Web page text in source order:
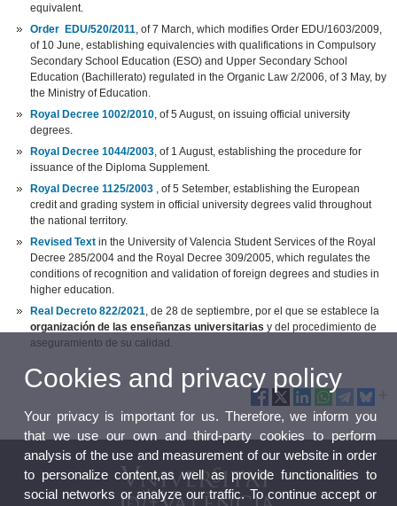
equivalent.
Order EDU/520/2011, of 7 March, which modifies Order EDU/1603/2009,
of 10 June, establishing equivalencies with qualifications in Compulsory
Secondary School Education (ESO) and Upper Secondary School
Education (Bachillerato) regulated in the Organic Law 2/2006, of 3 May, by
the Ministry of Education.
Royal Decree 1002/2010, of 5 August, on issuing official university
degrees.
Royal Decree 1044/2003, of 1 August, establishing the procedure for
issuance of the Diploma Supplement.
Royal Decree 1125/2003 , of 5 Setember, establishing the European
credit and grading system in official university degrees valid throughout
the national territory.
Revised Text in the University of Valencia Student Services of the Royal
Decree 285/2004 and the Royal Decree 309/2005, which regulates the
conditions of recognition and validation of foreign degrees and studies in
higher education.
Real Decreto 822/2021, de 28 de septiembre, por el que se establece la
organización de las enseñanzas universitarias y del procedimiento de
aseguramiento de su calidad.
Cookies and privacy policy
Your privacy is important for us. Therefore, we inform you
that we use our own and third-party cookies to perform
analysis of the use and measurement of our website in order
to personalize content,as well as provide functionalities to
social networks or analyze our traffic. To continue accept or